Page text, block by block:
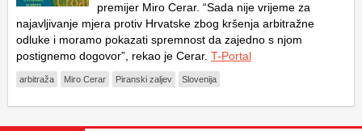
premijer Miro Cerar. “Sada nije vrijeme za
najavljivanje mjera protiv Hrvatske zbog kršenja arbitražne
odluke i moramo pokazati spremnost da zajedno s njom
postignemo dogovor”, rekao je Cerar. T-Portal
arbitraža Miro Cerar Piranski zaljev Slovenija